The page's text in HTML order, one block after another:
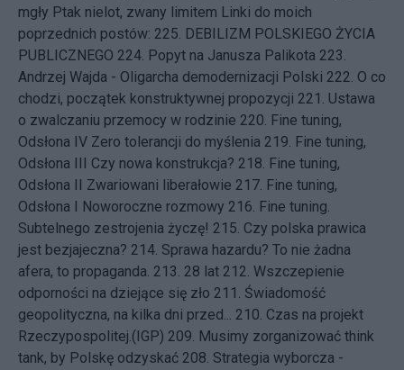
mgły Ptak nielot, zwany limitem Linki do moich
poprzednich postów: 225. DEBILIZM POLSKIEGO ŻYCIA
PUBLICZNEGO 224. Popyt na Janusza Palikota 223.
Andrzej Wajda - Oligarcha demodernizacji Polski 222. O co
chodzi, początek konstruktywnej propozycji 221. Ustawa
o zwalczaniu przemocy w rodzinie 220. Fine tuning,
Odsłona IV Zero tolerancji do myślenia 219. Fine tuning,
Odsłona III Czy nowa konstrukcja? 218. Fine tuning,
Odsłona II Zwariowani liberałowie 217. Fine tuning,
Odsłona I Noworoczne rozmowy 216. Fine tuning.
Subtelnego zestrojenia życzę! 215. Czy polska prawica
jest bezjajeczna? 214. Sprawa hazardu? To nie żadna
afera, to propaganda. 213. 28 lat 212. Wszczepienie
odporności na dziejące się zło 211. Świadomość
geopolityczna, na kilka dni przed...
210. Czas na projekt
Rzeczypospolitej.(IGP) 209. Musimy zorganizować think
tank, by Polskę odzyskać 208. Strategia wyborcza -